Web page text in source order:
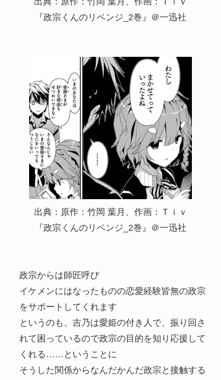
『政宗くんのリベンジ_2巻』＠一迅社
出典：原作：竹岡 葉月、作画：Ｔｉｖ
『政宗くんのリベンジ_2巻』＠一迅社
政宗からは師匠呼び
イケメンにはなったものの恋愛経験皆無の政宗
をサポートしてくれます
というのも、吉乃は愛姫の付き人で、振り回さ
れて困っているので政宗の目的を知り応援して
くれる……ということに
そうした関係からなんだかんだ政宗と接触する